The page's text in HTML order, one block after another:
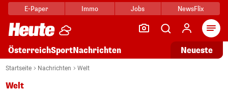
E-Paper Immo Jobs NewsFlix
ÖsterreichSportNachrichten Neueste
Startseite Nachrichten Welt
Welt